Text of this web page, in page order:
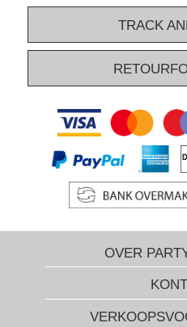
TRACK
OVER